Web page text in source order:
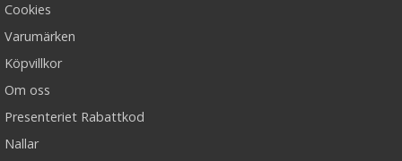
Cookies
Varumärken
Köpvillkor
Om oss
Presenteriet Rabattkod
Nallar